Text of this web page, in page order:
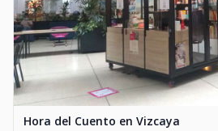
Hora del Cuento en Vizcaya